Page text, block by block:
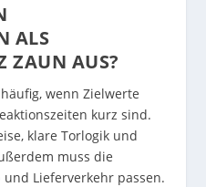
ALS
ZAUN AUS?
wenn Zielwerte
kurz sind.
klare Torlogik und
muss die
Lieferverkehr passen.